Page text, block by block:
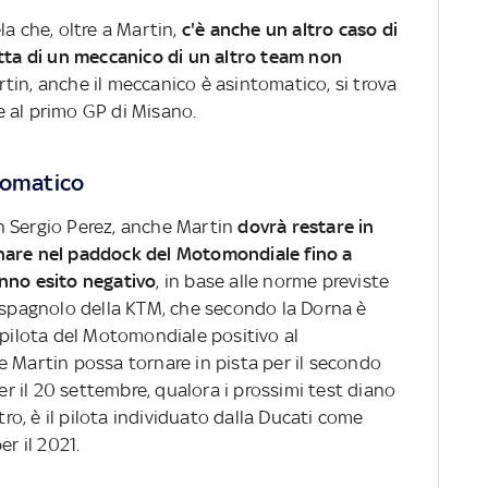
che, oltre a Martin, c'è anche un altro caso di
di un meccanico di un altro team non
anche il meccanico è asintomatico, si trova
primo GP di Misano.
Sergio Perez, anche Martindovrà restare in
nel paddock del Motomondiale fino a
esito negativo, in base alle norme previste
della KTM, che secondo la Dorna è
del Motomondiale positivo al
Martin possa tornare in pista per il secondo
il 20 settembre, qualora i prossimi test diano
è il pilota individuato dalla Ducati come
il 2021.